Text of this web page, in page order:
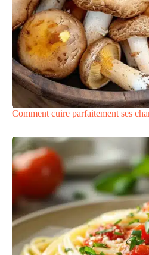
Comment cuire parfaitement ses